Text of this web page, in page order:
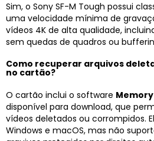
Sim, o Sony SF-M Tough possui
uma velocidade mínima de
vídeos 4K de alta qualidade,
sem quedas de quadros ou
Como recuperar arquivos
no cartão?
O cartão inclui o software Memory
disponível para download, que
vídeos deletados ou corrompidos.
Windows e macOS, mas não